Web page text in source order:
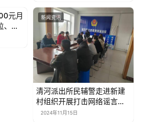
元月
、护
新闻资讯
清河派出所民辅警走进新建
村组织开展打击网络谣言宣
传研讨活动
2024年11月15日